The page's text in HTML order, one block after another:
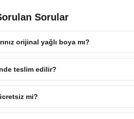
Sorular
orijinal yağlı boya mı?
teslim edilir?
mi?